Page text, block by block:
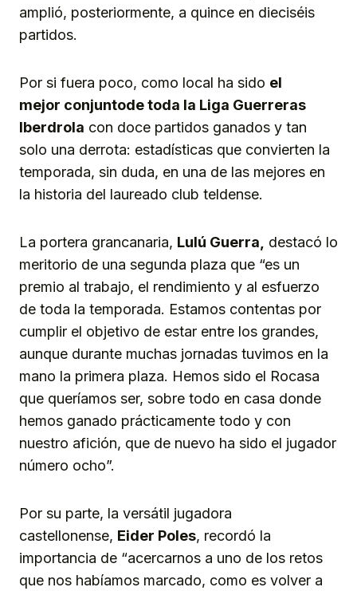
amplió, posteriormente, a quince en dieciséis
partidos.
Por si fuera poco, como local ha sido el
mejor conjuntode toda la Liga Guerreras
Iberdrola con doce partidos ganados y tan
solo una derrota: estadísticas que convierten la
temporada, sin duda, en una de las mejores en
la historia del laureado club teldense.
La portera grancanaria, Lulú Guerra,
destacó lo
meritorio de una segunda plaza que “es un
premio al trabajo, el rendimiento y al esfuerzo
de toda la temporada. Estamos contentas por
cumplir el objetivo de estar entre los grandes,
aunque durante muchas jornadas tuvimos en la
mano la primera plaza. Hemos sido el Rocasa
que queríamos ser, sobre todo en casa donde
hemos ganado prácticamente todo y con
nuestro afición, que de nuevo ha sido el jugador
número ocho”.
Por su parte, la versátil jugadora
castellonense, Eider Poles, recordó la
importancia de “acercarnos a uno de los retos
que nos habíamos marcado, como es volver a